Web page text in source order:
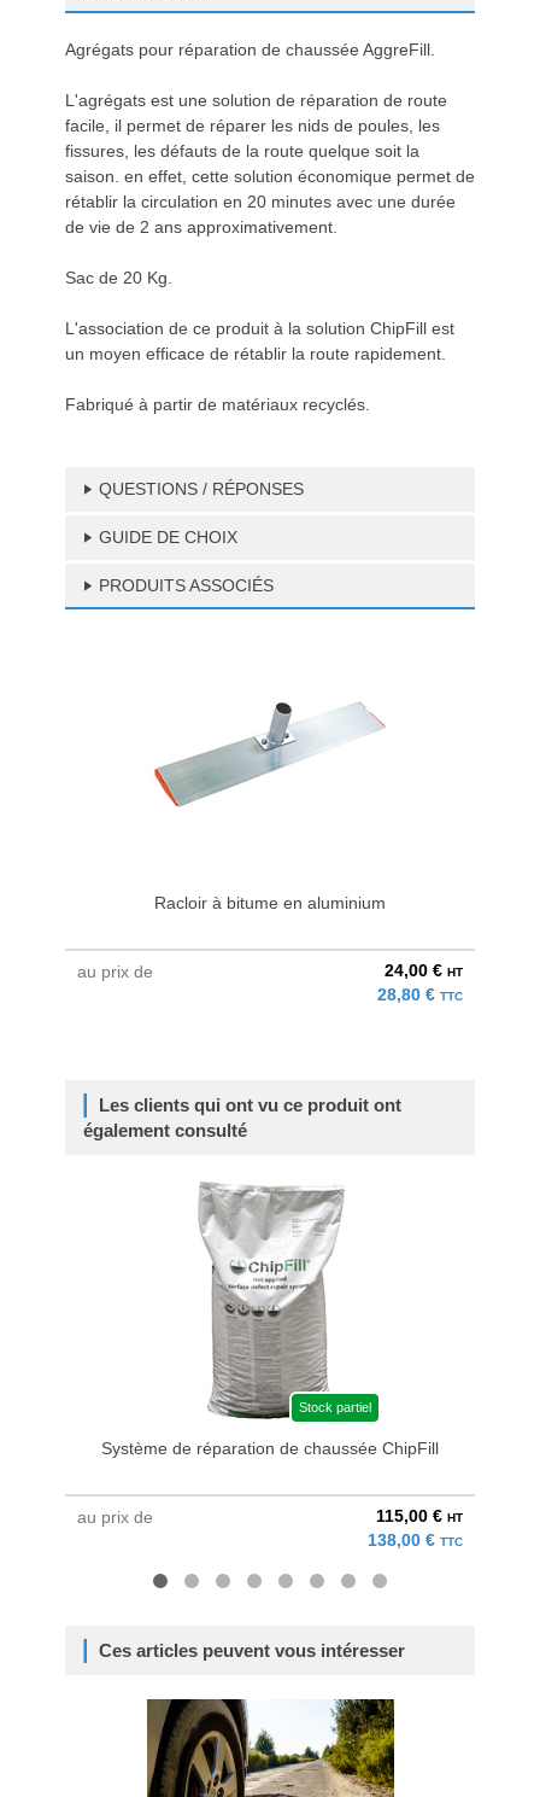
Agrégats pour réparation de chaussée AggreFill.
L'agrégats est une solution de réparation de route
facile, il permet de réparer les nids de poules, les
fissures, les défauts de la route quelque soit la
saison. en effet, cette solution économique permet de
rétablir la circulation en 20 minutes avec une durée
de vie de 2 ans approximativement.
Sac de 20 Kg.
L'association de ce produit à la solution ChipFill est
un moyen efficace de rétablir la route rapidement.
Fabriqué à partir de matériaux recyclés.
QUESTIONS / RÉPONSES
GUIDE DE CHOIX
PRODUITS ASSOCIÉS
Racloir à bitume en aluminium
au prix de 24,00 € HT
28,80 € TTC
Les clients qui ont vu ce produit ont
également consulté
Stock partiel
Système de réparation de chaussée ChipFill
au prix de 115,00 € HT
138,00 € TTC
Ces articles peuvent vous intéresser